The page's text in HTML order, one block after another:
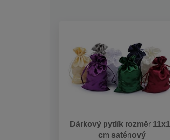
Dárkový pytlík rozměr
cm saténový